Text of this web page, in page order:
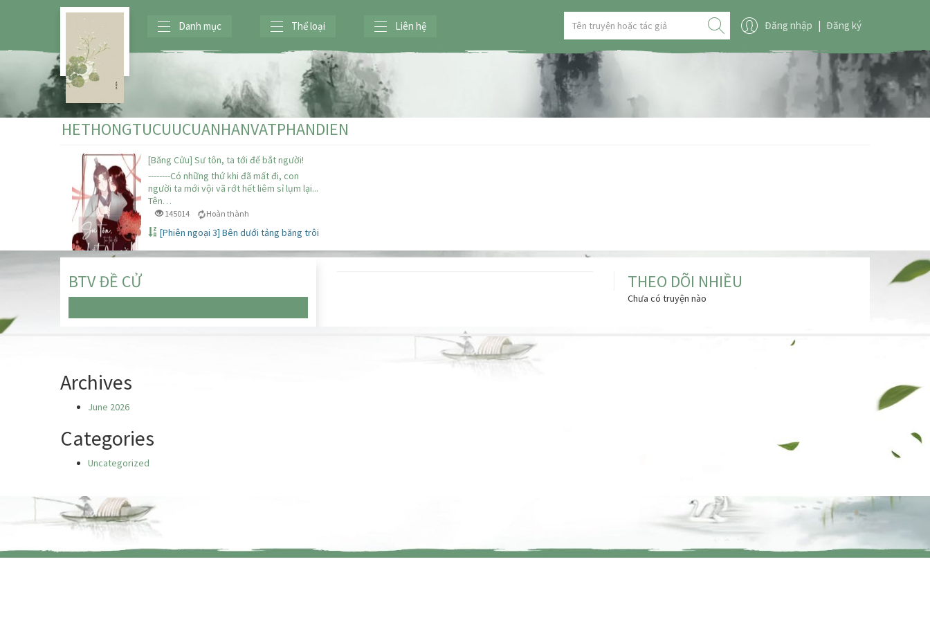
Danh mục Thể loại Liên hệ Đăng nhập | Đăng ký
HETHONGTUCUUCUANHANVATPHANDIEN
[Băng Cửu] Sư tôn, ta tới để bắt người!
--------Có những thứ khi đã mất đi, con
người ta mới vội vã rớt hết liêm sỉ lụm lại...
Tên…
145014 Hoàn thành
[Phiên ngoại 3] Bên dưới tảng băng trôi
BTV ĐỀ CỬ THEO DÕI NHIỀU
Chưa có truyện nào
Archives
June 2026
Categories
Uncategorized